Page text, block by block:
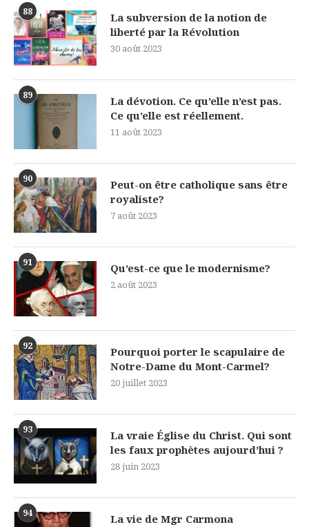
88
La subversion de la notion de
liberté par la Révolution
30 août 2023
89
La dévotion. Ce qu’elle n’est pas.
Ce qu’elle est réellement.
11 août 2023
90
Peut-on être catholique sans être
royaliste?
7 août 2023
91 Qu’est-ce que le modernisme?
2 août 2023
92
Pourquoi porter le scapulaire de
Notre-Dame du Mont-Carmel?
20 juillet 2023
93
La vraie Église du Christ. Qui sont
les faux prophètes aujourd’hui ?
28 juin 2023
94 La vie de Mgr Carmona